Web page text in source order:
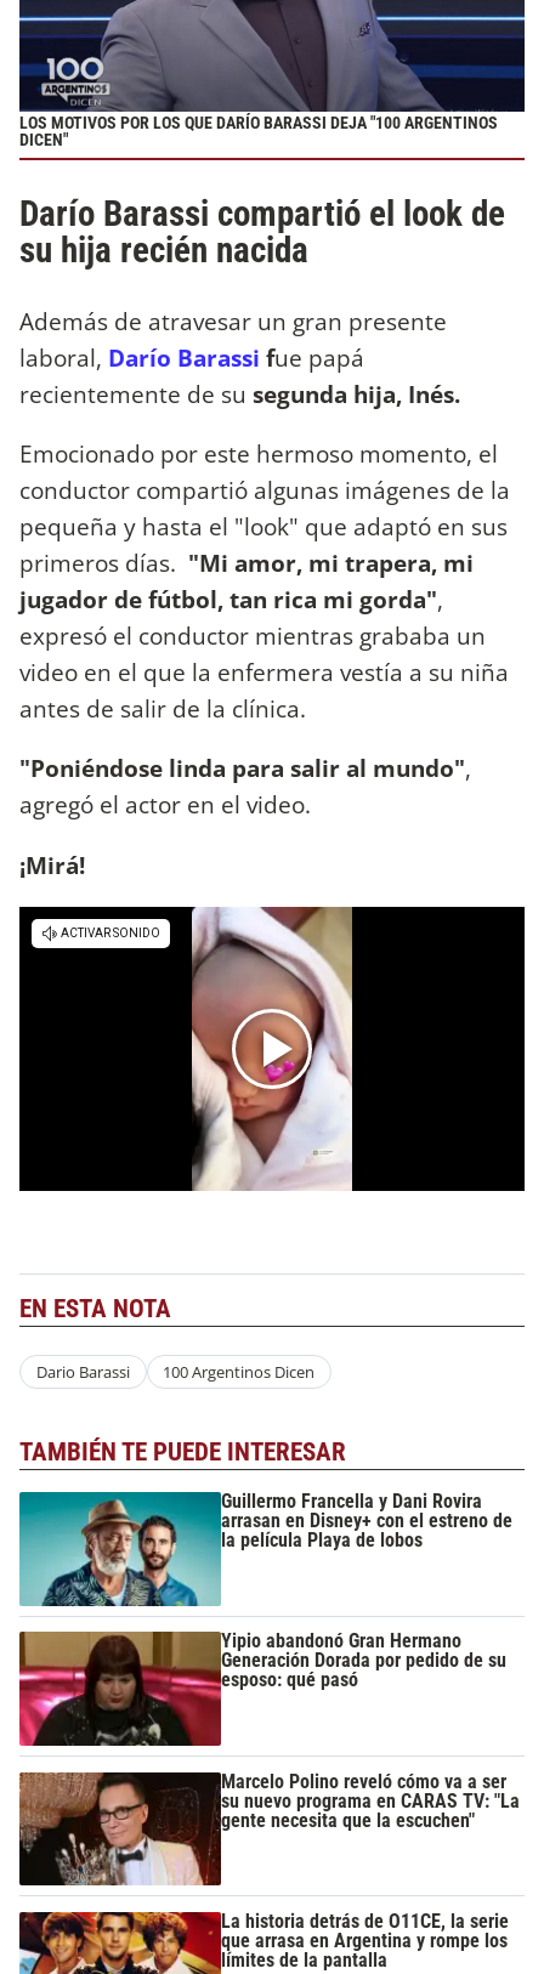
LOS MOTIVOS POR LOS QUE DARÍO BARASSI DEJA "100 ARGENTINOS
DICEN"
Darío Barassi compartió el look de
su hija recién nacida
Además de atravesar un gran presente
laboral, Darío Barassi fue papá
recientemente de su segunda hija, Inés.
Emocionado por este hermoso momento, el
conductor compartió algunas imágenes de la
pequeña y hasta el "look" que adaptó en sus
primeros días. "Mi amor, mi trapera, mi
jugador de fútbol, tan rica mi gorda",
expresó el conductor mientras grababa un
video en el que la enfermera vestía a su niña
antes de salir de la clínica.
"Poniéndose linda para salir al mundo",
agregó el actor en el video.
¡Mirá!
EN ESTA NOTA
Dario Barassi 100 Argentinos Dicen
TAMBIÉN TE PUEDE INTERESAR
Guillermo Francella y Dani Rovira
arrasan en Disney+ con el estreno de
la película Playa de lobos
Yipio abandonó Gran Hermano
Generación Dorada por pedido de su
esposo: qué pasó
Marcelo Polino reveló cómo va a ser
su nuevo programa en CARAS TV: "La
gente necesita que la escuchen"
La historia detrás de O11CE, la serie
que arrasa en Argentina y rompe los
límites de la pantalla